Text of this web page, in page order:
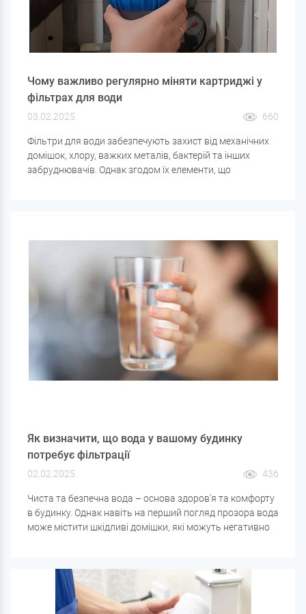
Чому важливо регулярно міняти картриджі у
фільтрах для води
03.02.2025 660
Фільтри для води забезпечують захист від механічних
домішок, хлору, важких металів, бактерій та інших
забруднювачів. Однак згодом їх елементи, що
Як визначити, що вода у вашому будинку
потребує фільтрації
02.02.2025 436
Чиста та безпечна вода – основа здоров'я та комфорту
в будинку. Однак навіть на перший погляд прозора вода
може містити шкідливі домішки, які можуть негативно
додаткової фільтрації?